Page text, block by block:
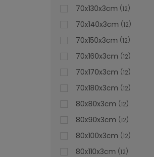
70x130x3cm 12
70x140x3cm 12
70x150x3cm 12
70x160x3cm 12
70x170x3cm 12
70x180x3cm 12
80x80x3cm 12
80x90x3cm 12
80x100x3cm 12
80x110x3cm 12